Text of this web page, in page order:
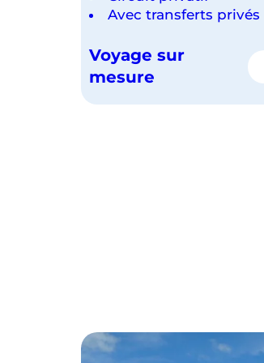
Avec transferts privés
Voyage sur
mesure